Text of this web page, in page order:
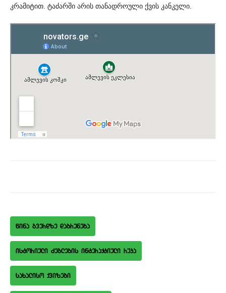
კრამიტით. ტაძარში არის თანადროული ქვის კანკელი.
wina gverdze dabruneba
istoriuli Zeglebis interaqtiuli ruka
saxaliso qvizebi